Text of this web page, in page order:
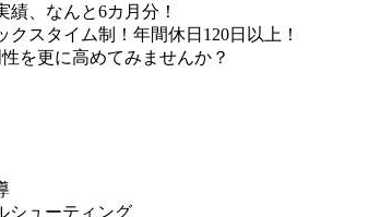
、なんと6カ月分！
スタイム制！年間休日120日以上！
を更に高めてみませんか？
シューティング